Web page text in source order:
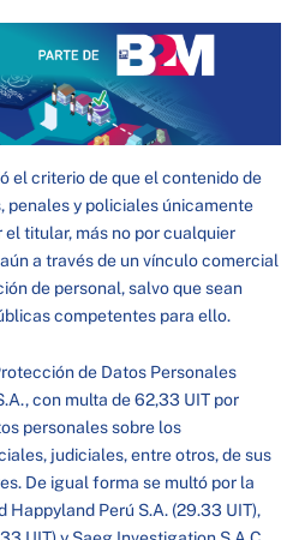
el criterio de que el contenido de
penales y policiales únicamente
titular, más no por cualquier
a través de un vínculo comercial
de personal, salvo que sean
competentes para ello.
de Datos Personales
con multa de 62,33 UIT por
personales sobre los
judiciales, entre otros, de sus
De igual forma se multó por la
Happyland Perú S.A. (29.33 UIT),